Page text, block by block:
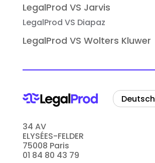
LegalProd VS Jarvis
LegalProd VS Diapaz
LegalProd VS Wolters Kluwer
34 AV
ELYSÉES-FELDER
75008 Paris
01 84 80 43 79
Deutsch